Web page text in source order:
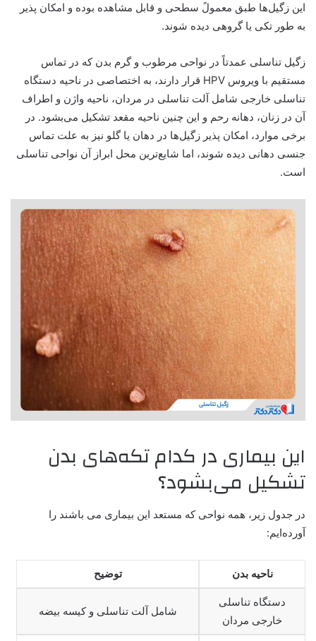
این زگیل‌ها طبق معمولً سطحی و قابل مشاهده بوده و امکان پذیر
به طور تکی یا گروهی دیده شوند.
زگیل تناسلی عمدتاً در نواحی مرطوب و گرم بدن که در تماس
مستقیم با ویروس HPV قرار دارند، به اختصاصی در ناحیه دستگاه
تناسلی خارجی شامل آلت تناسلی در مردان، ناحیه واژن و اطراف
آن در زنان، دهانه رحم و این چنین ناحیه مقعد تشکیل می‌بشود. در
برخی موارد، امکان پذیر زگیل‌ها در دهان یا گلو نیز به علت تماس
جنسی دهانی دیده شوند، اما شایع‌ترین محل ابراز آن نواحی تناسلی
است.
این بیماری در کدام تکه‌های بدن
تشکیل می‌بشود؟
در جدول زیر، همه نواحی که مستعد این بیماری می باشند را
آورده‌ایم:
ناحیه بدن توضیح
دستگاه تناسلی
خارجی مردان
شامل آلت تناسلی و کیسه بیضه